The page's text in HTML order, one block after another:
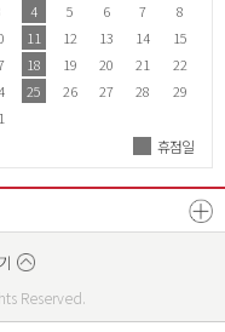
4 5 6 7
8
11 12 13 14
15
18 19 20 21
22
25 26 27 28
29
휴점일
Reserved.